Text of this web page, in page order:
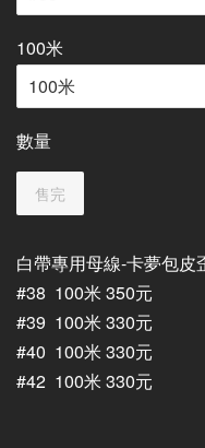
100米
數量
售完
白帶專用母線-卡夢包皮
#38 100米 350元
#39 100米 330元
#40 100米 330元
#42 100米 330元